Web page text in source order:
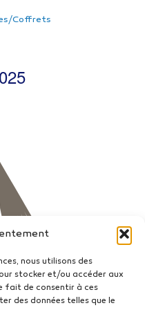
nous utilisons des
stocker et/ou accéder aux
fait de consentir à ces
des données telles que le
Coffrets